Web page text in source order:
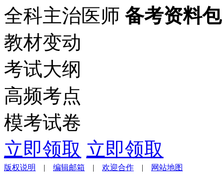
全科主治医师 备考资料包
教材变动
考试大纲
高频考点
模考试卷
立即领取 立即领取
版权说明 | 编辑邮箱 | 欢迎合作 | 网站地图